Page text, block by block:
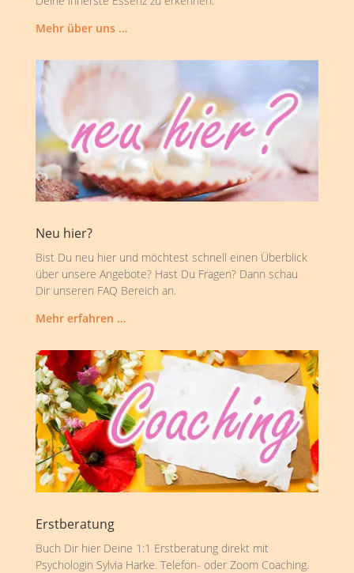
Mehr über uns …
Neu hier?
Bist Du neu hier und möchtest schnell einen Überblick
über unsere Angebote? Hast Du Fragen? Dann schau
Dir unseren FAQ Bereich an.
Mehr erfahren …
Erstberatung
Buch Dir hier Deine 1:1 Erstberatung direkt mit
Psychologin Sylvia Harke. Telefon- oder Zoom Coaching.